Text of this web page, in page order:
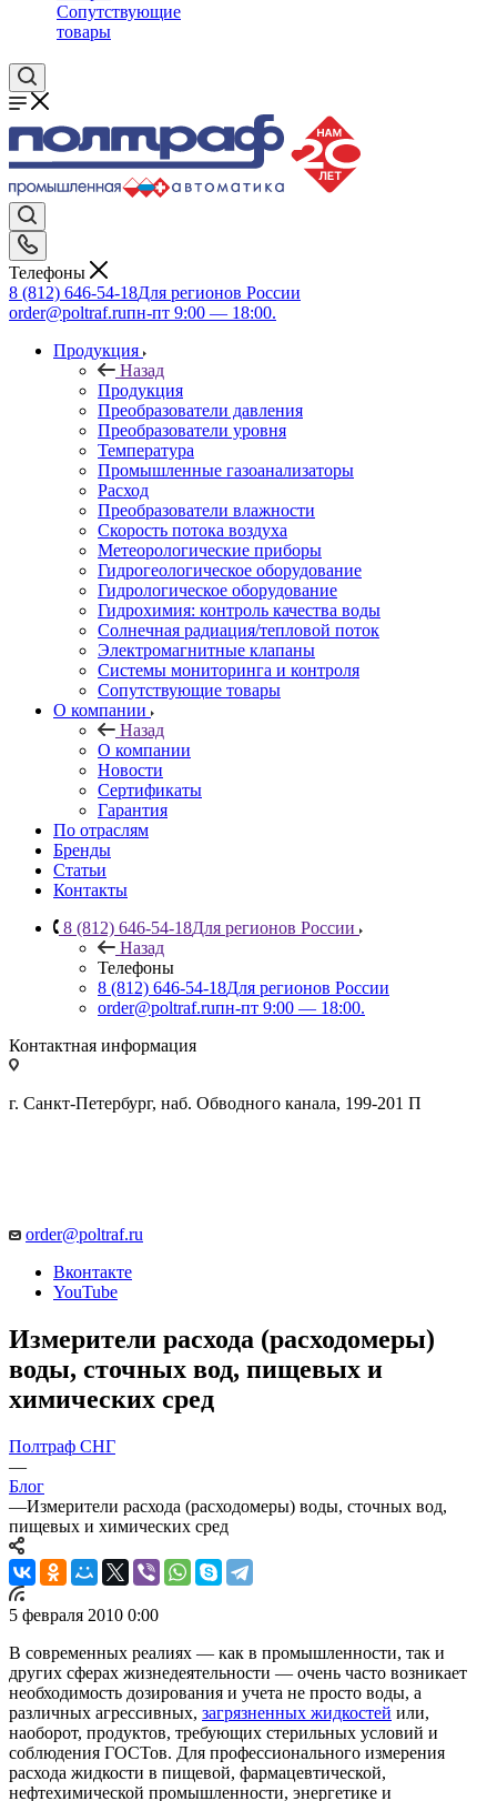
Сопутствующие
товары
Телефоны
8 (812) 646-54-18Для регионов России
order@poltraf.ruпн-пт 9:00 — 18:00.
Продукция
Назад
Продукция
Преобразователи давления
Преобразователи уровня
Температура
Промышленные газоанализаторы
Расход
Преобразователи влажности
Скорость потока воздуха
Метеорологические приборы
Гидрогеологическое оборудование
Гидрологическое оборудование
Гидрохимия: контроль качества воды
Солнечная радиация/тепловой поток
Электромагнитные клапаны
Системы мониторинга и контроля
Сопутствующие товары
О компании
Назад
О компании
Новости
Сертификаты
Гарантия
По отраслям
Бренды
Статьи
Контакты
8 (812) 646-54-18Для регионов России
Назад
Телефоны
8 (812) 646-54-18Для регионов России
order@poltraf.ruпн-пт 9:00 — 18:00.
Контактная информация
г. Санкт-Петербург, наб. Обводного канала, 199-201 П
order@poltraf.ru
Вконтакте
YouTube
Измерители расхода (расходомеры)
воды, сточных вод, пищевых и
химических сред
Полтраф СНГ
—
Блог
—Измерители расхода (расходомеры) воды, сточных вод,
пищевых и химических сред
5 февраля 2010 0:00
В современных реалиях — как в промышленности, так и
других сферах жизнедеятельности — очень часто возникает
необходимость дозирования и учета не просто воды, а
различных агрессивных, загрязненных жидкостей или,
наоборот, продуктов, требующих стерильных условий и
соблюдения ГОСТов. Для профессионального измерения
расхода жидкости в пищевой, фармацевтической,
нефтехимической промышленности, энергетике и